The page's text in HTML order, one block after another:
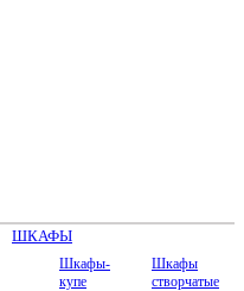
ШКАФЫ
Шкафы-
купе
Шкафы
створчатые